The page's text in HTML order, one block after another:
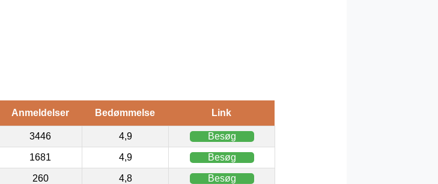
Anmeldelser Bedømmelse Link
3446 4,9 Besøg
1681 4,9 Besøg
260 4,8 Besøg